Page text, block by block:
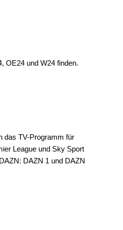
OE24 und W24 finden.
das TV-Programm für
League und Sky Sport
DAZN 1 und DAZN